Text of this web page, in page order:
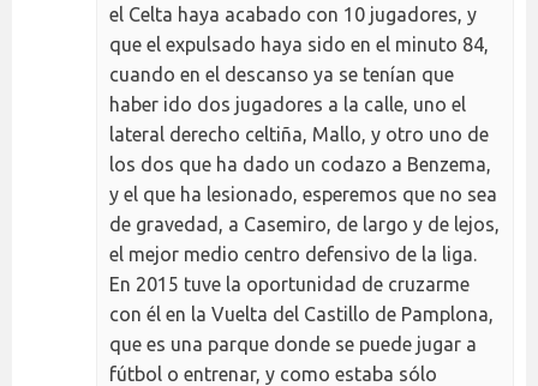
el Celta haya acabado con 10 jugadores, y
que el expulsado haya sido en el minuto 84,
cuando en el descanso ya se tenían que
haber ido dos jugadores a la calle, uno el
lateral derecho celtiña, Mallo, y otro uno de
los dos que ha dado un codazo a Benzema,
y el que ha lesionado, esperemos que no sea
de gravedad, a Casemiro, de largo y de lejos,
el mejor medio centro defensivo de la liga.
En 2015 tuve la oportunidad de cruzarme
con él en la Vuelta del Castillo de Pamplona,
que es una parque donde se puede jugar a
fútbol o entrenar, y como estaba sólo